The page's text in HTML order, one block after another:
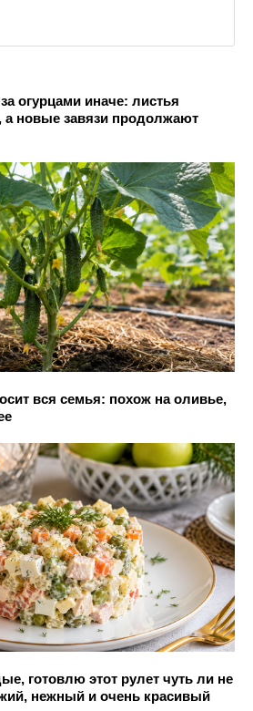
огурцами иначе: листья
а новые завязи продолжают
вся семья: похож на оливье,
готовлю этот рулет чуть ли не
нежный и очень красивый